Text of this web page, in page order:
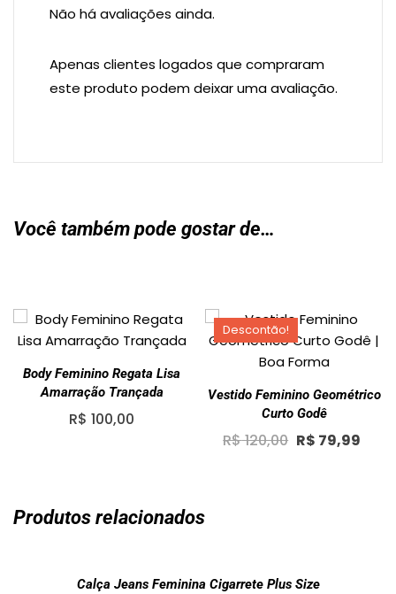
Não há avaliações ainda.
Apenas clientes logados que compraram
este produto podem deixar uma avaliação.
Você também pode gostar de…
Body Feminino Regata Lisa
Amarração Trançada
R$ 100,00
Descontão!
Vestido Feminino Geométrico
Curto Godê
R$120,00 Original
R$ 79,99
Produtos relacionados
Calça Jeans Feminina Cigarrete Plus Size